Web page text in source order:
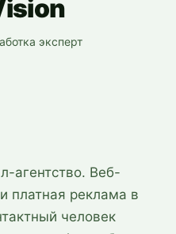
эксперт
агентство. Веб-
платная реклама в
человек